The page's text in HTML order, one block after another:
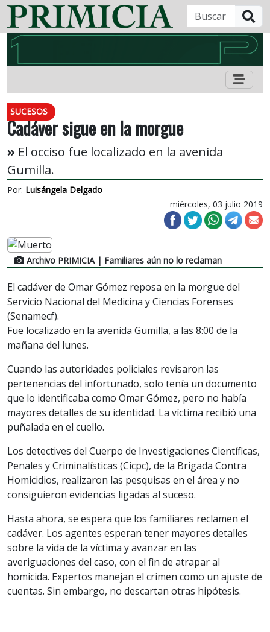
SUCESOS
Cadáver sigue en la morgue
El occiso fue localizado en la avenida
Gumilla.
Por: Luisángela Delgado
miércoles, 03 julio 2019
Archivo PRIMICIA| Familiares aún no lo reclaman
El cadáver de Omar Gómez reposa en la morgue del
Servicio Nacional del Medicina y Ciencias Forenses
(Senamecf).
Fue localizado en la avenida Gumilla, a las 8:00 de la
mañana del lunes.
Cuando las autoridades policiales revisaron las
pertenencias del infortunado, solo tenía un documento
que lo identificaba como Omar Gómez, pero no había
mayores detalles de su identidad. La víctima recibió una
puñalada en el cuello.
Los detectives del Cuerpo de Investigaciones Científicas,
Penales y Criminalísticas (Cicpc), de la Brigada Contra
Homicidios, realizaron las pesquisas en el área y no
consiguieron evidencias ligadas al suceso.
Hasta ahora, se espera que los familiares reclamen el
cadáver. Los agentes esperan tener mayores detalles
sobre la vida de la víctima y avanzar en las
averiguaciones del caso, con el fin de atrapar al
homicida. Expertos manejan el crimen como un ajuste de
cuentas. Sin embargo, no descartan otras hipótesis.